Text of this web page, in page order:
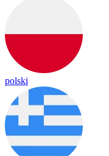
polski